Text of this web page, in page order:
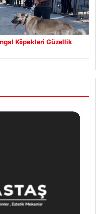
Köpekleri Güzellik